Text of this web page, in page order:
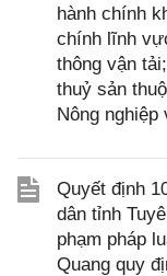
hành chính
chính lĩnh
thông vận
thuỷ sản
Nông
Quyết định
dân tỉnh
phạm pháp
Quang quy